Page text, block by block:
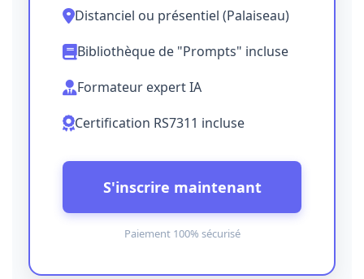
Distanciel ou présentiel (Palaiseau)
Bibliothèque de "Prompts" incluse
Formateur expert IA
Certification RS7311 incluse
S'inscrire maintenant
Paiement 100% sécurisé